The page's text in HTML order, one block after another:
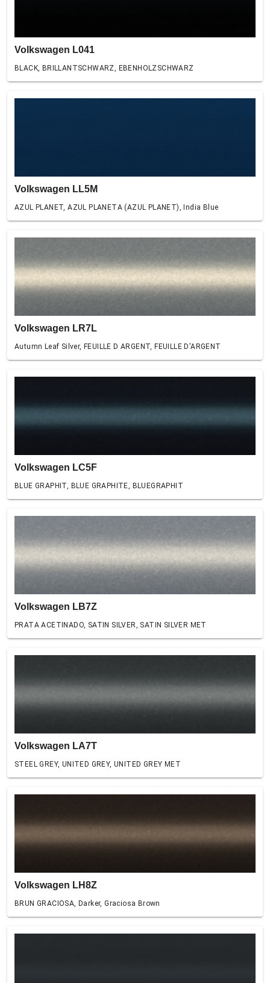
Volkswagen L041
BLACK, BRILLANTSCHWARZ, EBENHOLZSCHWARZ
Volkswagen LL5M
AZUL PLANET, AZUL PLANETA (AZUL PLANET), India Blue
Volkswagen LR7L
Autumn Leaf Silver, FEUILLE D ARGENT, FEUILLE D'ARGENT
Volkswagen LC5F
BLUE GRAPHIT, BLUE GRAPHITE, BLUEGRAPHIT
Volkswagen LB7Z
PRATA ACETINADO, SATIN SILVER, SATIN SILVER MET
Volkswagen LA7T
STEEL GREY, UNITED GREY, UNITED GREY MET
Volkswagen LH8Z
BRUN GRACIOSA, Darker, Graciosa Brown